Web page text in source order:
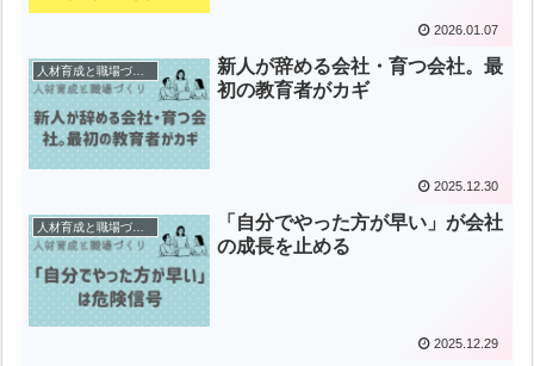
2026.01.07
人材育成と職場づくり
新人が辞める会社・育つ会社。最
初の教育者がカギ
2025.12.30
人材育成と職場づくり
「自分でやった方が早い」が会社
の成長を止める
2025.12.29